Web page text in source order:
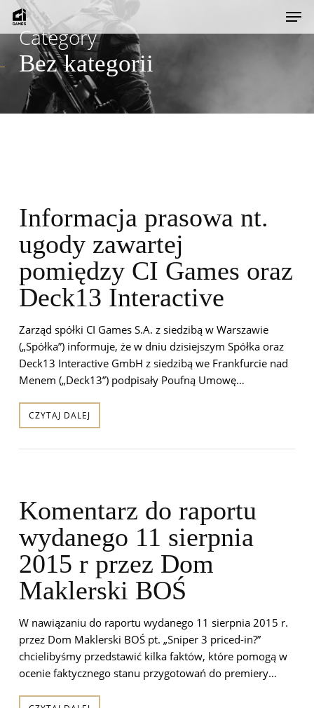
Skip
main
content
Category
Bez kategorii
Informacja prasowa nt.
ugody zawartej
pomiędzy CI Games oraz
Deck13 Interactive
Zarząd spółki CI Games S.A. z siedzibą w Warszawie
(„Spółka”) informuje, że w dniu dzisiejszym Spółka oraz
Deck13 Interactive GmbH z siedzibą we Frankfurcie nad
Menem („Deck13”) podpisały Poufną Umowę…
CZYTAJ DALEJ
Komentarz do raportu
wydanego 11 sierpnia
2015 r przez Dom
Maklerski BOŚ
W nawiązaniu do raportu wydanego 11 sierpnia 2015 r.
przez Dom Maklerski BOŚ pt. „Sniper 3 priced-in?”
chcielibyśmy przedstawić kilka faktów, które pomogą w
ocenie faktycznego stanu przygotowań do premiery…